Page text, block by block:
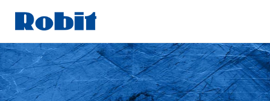
Skip
to
content